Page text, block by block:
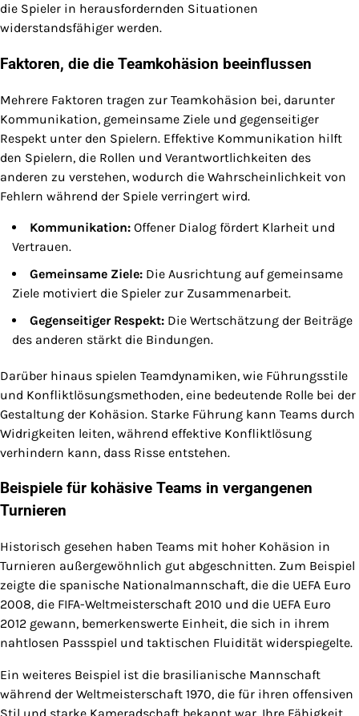
die Spieler in herausfordernden Situationen
widerstandsfähiger werden.
Faktoren, die die Teamkohäsion beeinflussen
Mehrere Faktoren tragen zur Teamkohäsion bei, darunter
Kommunikation, gemeinsame Ziele und gegenseitiger
Respekt unter den Spielern. Effektive Kommunikation hilft
den Spielern, die Rollen und Verantwortlichkeiten des
anderen zu verstehen, wodurch die Wahrscheinlichkeit von
Fehlern während der Spiele verringert wird.
Kommunikation: Offener Dialog fördert Klarheit und
Vertrauen.
Gemeinsame Ziele: Die Ausrichtung auf gemeinsame
Ziele motiviert die Spieler zur Zusammenarbeit.
Gegenseitiger Respekt: Die Wertschätzung der Beiträge
des anderen stärkt die Bindungen.
Darüber hinaus spielen Teamdynamiken, wie Führungsstile
und Konfliktlösungsmethoden, eine bedeutende Rolle bei der
Gestaltung der Kohäsion. Starke Führung kann Teams durch
Widrigkeiten leiten, während effektive Konfliktlösung
verhindern kann, dass Risse entstehen.
Beispiele für kohäsive Teams in vergangenen
Turnieren
Historisch gesehen haben Teams mit hoher Kohäsion in
Turnieren außergewöhnlich gut abgeschnitten. Zum Beispiel
zeigte die spanische Nationalmannschaft, die die UEFA Euro
2008, die FIFA-Weltmeisterschaft 2010 und die UEFA Euro
2012 gewann, bemerkenswerte Einheit, die sich in ihrem
nahtlosen Passspiel und taktischen Fluidität widerspiegelte.
Ein weiteres Beispiel ist die brasilianische Mannschaft
während der Weltmeisterschaft 1970, die für ihren offensiven